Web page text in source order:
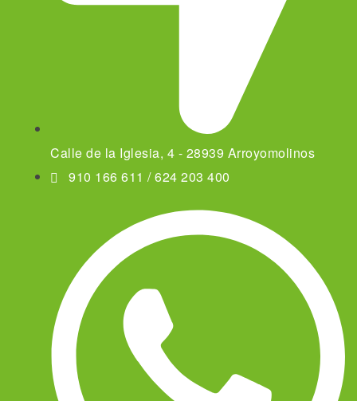
Calle de la Iglesia, 4 - 28939 Arroyomolinos
910 166 611 / 624 203 400